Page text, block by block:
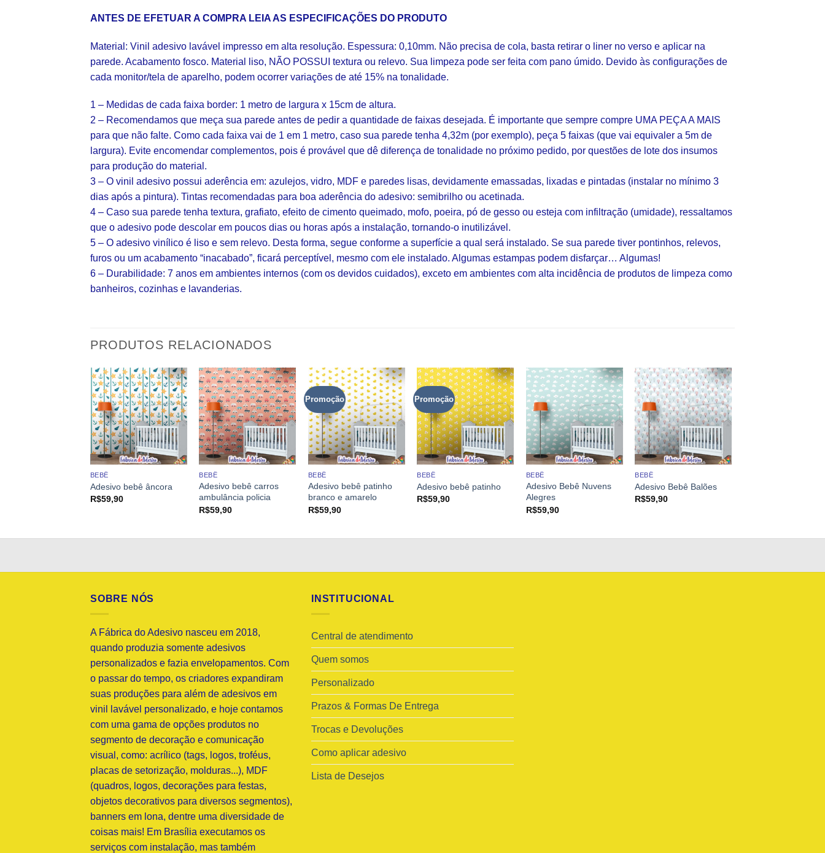
ANTES DE EFETUAR A COMPRA LEIA AS ESPECIFICAÇÕES DO PRODUTO
Material: Vinil adesivo lavável impresso em alta resolução. Espessura: 0,10mm. Não precisa de cola, basta retirar o liner no verso e aplicar na
parede. Acabamento fosco. Material liso, NÃO POSSUI textura ou relevo. Sua limpeza pode ser feita com pano úmido. Devido às configurações de
cada monitor/tela de aparelho, podem ocorrer variações de até 15% na tonalidade.
1 – Medidas de cada faixa border: 1 metro de largura x 15cm de altura.
2 – Recomendamos que meça sua parede antes de pedir a quantidade de faixas desejada. É importante que sempre compre UMA PEÇA A MAIS
para que não falte. Como cada faixa vai de 1 em 1 metro, caso sua parede tenha 4,32m (por exemplo), peça 5 faixas (que vai equivaler a 5m de
largura). Evite encomendar complementos, pois é provável que dê diferença de tonalidade no próximo pedido, por questões de lote dos insumos
para produção do material.
3 – O vinil adesivo possui aderência em: azulejos, vidro, MDF e paredes lisas, devidamente emassadas, lixadas e pintadas (instalar no mínimo 3
dias após a pintura). Tintas recomendadas para boa aderência do adesivo: semibrilho ou acetinada.
4 – Caso sua parede tenha textura, grafiato, efeito de cimento queimado, mofo, poeira, pó de gesso ou esteja com infiltração (umidade), ressaltamos
que o adesivo pode descolar em poucos dias ou horas após a instalação, tornando-o inutilizável.
5 – O adesivo vinílico é liso e sem relevo. Desta forma, segue conforme a superfície a qual será instalado. Se sua parede tiver pontinhos, relevos,
furos ou um acabamento “inacabado”, ficará perceptível, mesmo com ele instalado. Algumas estampas podem disfarçar… Algumas!
6 – Durabilidade: 7 anos em ambientes internos (com os devidos cuidados), exceto em ambientes com alta incidência de produtos de limpeza como
banheiros, cozinhas e lavanderias.
PRODUTOS RELACIONADOS
BEBÊ
Adesivo bebê âncora
R$59,90
BEBÊ
Adesivo bebê carros
ambulância policia
R$59,90
Promoção
BEBÊ
Adesivo bebê patinho
branco e amarelo
R$59,90
Promoção
BEBÊ
Adesivo bebê patinho
R$59,90
BEBÊ
Adesivo Bebê Nuvens
Alegres
R$59,90
BEBÊ
Adesivo Bebê Balões
R$59,90
SOBRE NÓS
A Fábrica do Adesivo nasceu em 2018,
quando produzia somente adesivos
personalizados e fazia envelopamentos. Com
o passar do tempo, os criadores expandiram
suas produções para além de adesivos em
vinil lavável personalizado, e hoje contamos
com uma gama de opções produtos no
segmento de decoração e comunicação
visual, como: acrílico (tags, logos, troféus,
placas de setorização, molduras...), MDF
(quadros, logos, decorações para festas,
objetos decorativos para diversos segmentos),
banners em lona, dentre uma diversidade de
coisas mais! Em Brasília executamos os
serviços com instalação, mas também
INSTITUCIONAL
Central de atendimento
Quem somos
Personalizado
Prazos & Formas De Entrega
Trocas e Devoluções
Como aplicar adesivo
Lista de Desejos